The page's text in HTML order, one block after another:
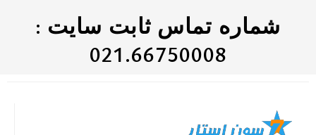
شماره تماس ثابت سایت :
021.66750008